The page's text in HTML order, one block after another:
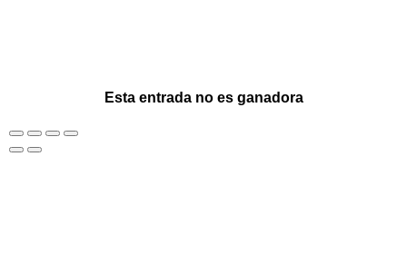
Esta entrada no es ganadora